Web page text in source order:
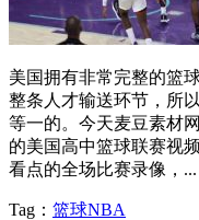
美国拥有非常完整的篮
整条人才输送环节，所
等一的。今天麦豆素材
的美国高中篮球联赛视
看点的全场比赛录像，...
Tag： 篮球NBA